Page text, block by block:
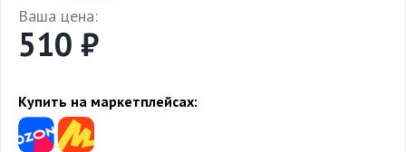
Ваша цена:
510 ₽
Купить на маркетплейсах: